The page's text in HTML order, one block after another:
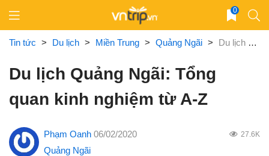
content
0
Tin tức > Du lịch > Miền Trung > Quảng Ngãi > Du lịch Quảng Ngãi: Tổng quan kinh nghiệm từ A-Z
Du lịch Quảng Ngãi: Tổng
quan kinh nghiệm từ A-Z
Phạm Oanh 06/02/2020 27.6K
Quảng Ngãi